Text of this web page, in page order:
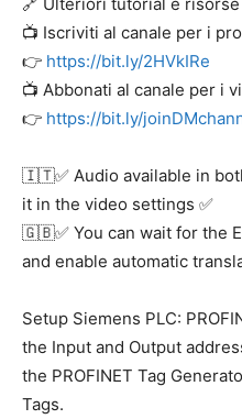
📺 Iscriviti al canale per i
👉 https://bit.ly/2HVkIRe
📺 Abbonati al canale per i
👉 https://bit.ly/
🇮🇹✅ Audio available in
it in the video settings ✅
🇬🇧✅ You can wait for the
and enable automatic
Setup Siemens PLC:
the Input and Output
the PROFINET Tag
Tags.